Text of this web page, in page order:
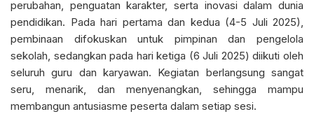
perubahan, penguatan karakter, serta inovasi dalam dunia
pendidikan. Pada hari pertama dan kedua (4-5 Juli 2025),
pembinaan difokuskan untuk pimpinan dan pengelola
sekolah, sedangkan pada hari ketiga (6 Juli 2025) diikuti oleh
seluruh guru dan karyawan. Kegiatan berlangsung sangat
seru, menarik, dan menyenangkan, sehingga mampu
membangun antusiasme peserta dalam setiap sesi.